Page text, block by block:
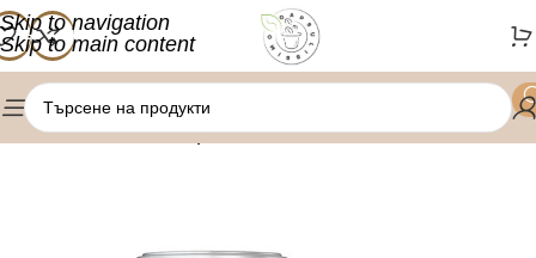
Skip to navigation
Skip to main content
Начало/Мляно кафе